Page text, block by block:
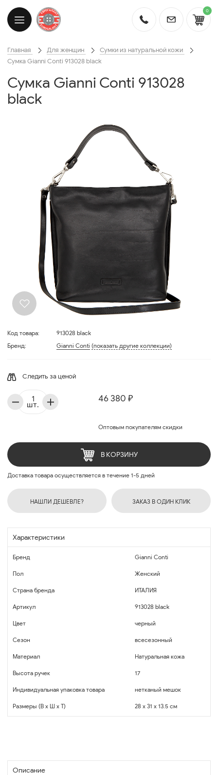
0
Главная Для женщин
Сумки из натуральной кожи
Сумка Gianni Conti 913028 black
Сумка Gianni Conti 913028
black
Код товара:
913028 black
Бренд:
Gianni Conti (показать другие коллекции)
Следить за ценой
46 380 ₽
Оптовым покупателям скидки
шт.
В КОРЗИНУ
Доставка товара осуществляется в течение 1-5 дней
НАШЛИ ДЕШЕВЛЕ? ЗАКАЗ В ОДИН КЛИК
Характеристики
Бренд Gianni Conti
Пол Женский
Страна бренда ИТАЛИЯ
Артикул 913028 black
Цвет черный
Сезон всесезонный
Материал Натуральная кожа
Высота ручек 17
Индивидуальная упаковка товара нетканый мешок
Размеры (В x Ш x Т) 28 x 31 x 13.5 см
Описание